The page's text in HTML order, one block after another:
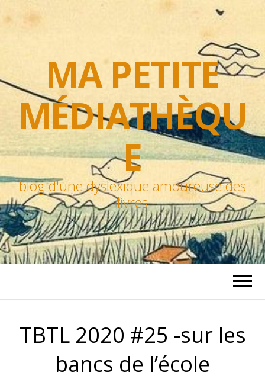
MA PETITE
MÉDIATHÈQU
E
blog d'une dyslexique amoureuse des
livres
TBTL 2020 #25 -sur les
bancs de l’école